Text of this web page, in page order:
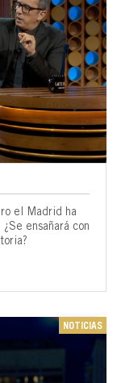
el Madrid ha
ensañará con
NOTICIAS